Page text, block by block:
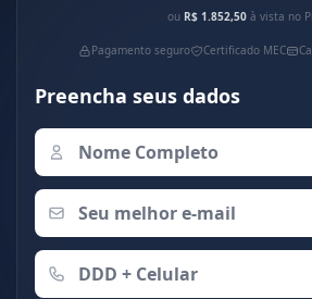
ou R$ 1.852,50 à vista no
Pagamento seguro Certificado MEC
Preencha seus dados